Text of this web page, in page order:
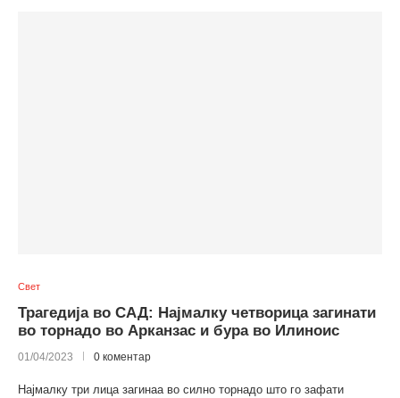
Свет
Трагедија во САД: Најмалку четворица загинати
во торнадо во Арканзас и бура во Илиноис
01/04/2023 0 коментар
Најмалку три лица загинаа во силно торнадо што го зафати